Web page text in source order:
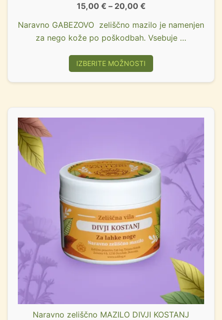
15,00 € – 20,00 €
Naravno GABEZOVO zeliščno mazilo je namenjen
za nego kože po poškodbah. Vsebuje …
IZBERITE MOŽNOSTI
Naravno zeliščno MAZILO DIVJI KOSTANJ